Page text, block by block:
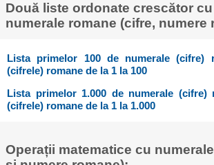
Două liste ordonate crescător
numerale romane (cifre, numere
Lista primelor 100 de numerale (cifre)
(cifrele) romane de la 1 la 100
Lista primelor 1.000 de numerale (cifre)
(cifrele) romane de la 1 la 1.000
Operații matematice cu